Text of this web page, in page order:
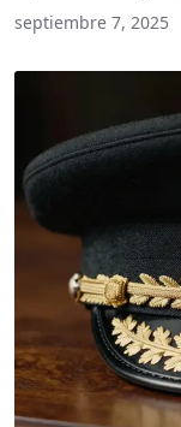
septiembre 7, 2025